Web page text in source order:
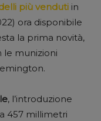
più venduti in
ora disponibile
la prima novità,
le munizioni
, l’introduzione
457 millimetri